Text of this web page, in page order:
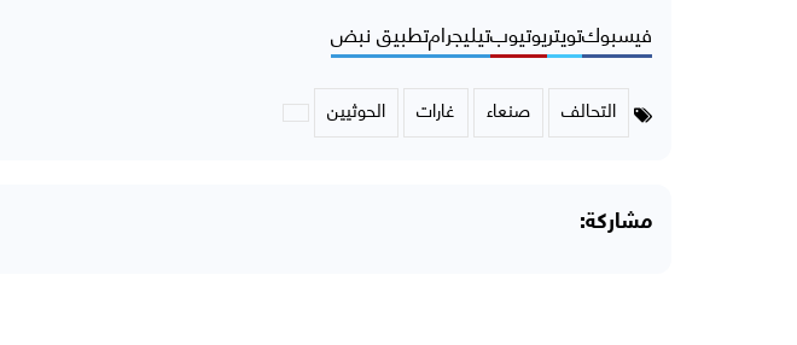
فيسبوكتويتريوتيوبتيليجرامتطبيق نبض
التحالف صنعاء غارات الحوثيين
مشاركة: